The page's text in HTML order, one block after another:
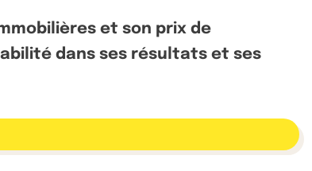
et son prix de
dans ses résultats et ses